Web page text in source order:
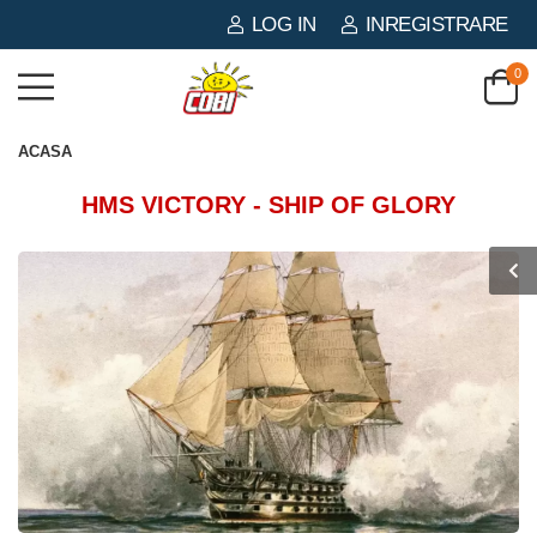
LOG IN INREGISTRARE
0
ACASA
HMS VICTORY - SHIP OF GLORY